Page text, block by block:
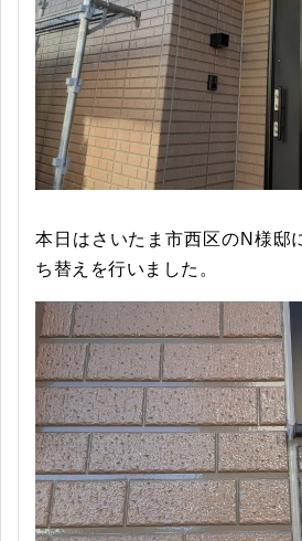
本日はさいたま市西区のN様邸
ち替えを行いました。